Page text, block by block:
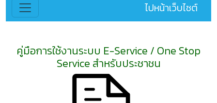
ไปหน้าเว็บไซต์
คู่มือการใช้งานระบบ E-Service / One Stop
Service สำหรับประชาชน